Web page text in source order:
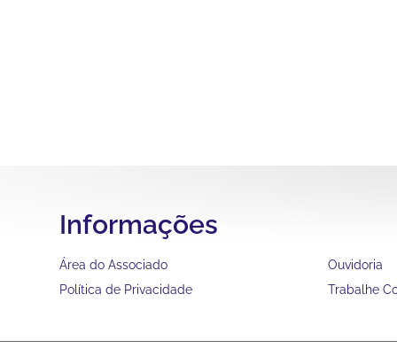
Informações
Área do Associado
Ouvidoria
Política de Privacidade
Trabalhe